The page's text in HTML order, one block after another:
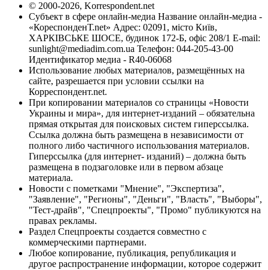
© 2000-2026, Korrespondent.net
Субъект в сфере онлайн-медиа Название онлайн-медиа -
«КореспонденТ.net» Адрес: 02091, місто Київ,
ХАРКІВСЬКЕ ШОСЕ, будинок 172-Б, офіс 208/1 E-mail:
sunlight@mediadim.com.ua Телефон: 044-205-43-00
Идентификатор медиа - R40-06068
Использование любых материалов, размещённых на
сайте, разрешается при условии ссылки на
Корреспондент.net.
При копировании материалов со страницы «Новости
Украины и мира», для интернет-изданий – обязательна
прямая открытая для поисковых систем гиперссылка.
Ссылка должна быть размещена в независимости от
полного либо частичного использования материалов.
Гиперссылка (для интернет- изданий) – должна быть
размещена в подзаголовке или в первом абзаце
материала.
Новости с пометками "Мнение", "Экспертиза",
"Заявление", "Регионы", "Деньги", "Власть", "Выборы",
"Тест-драйв", "Спецпроекты", "Промо" публикуются на
правах рекламы.
Раздел Спецпроекты создается совместно с
коммерческими партнерами.
Любое копирование, публикация, републикация и
другое распространение информации, которое содержит